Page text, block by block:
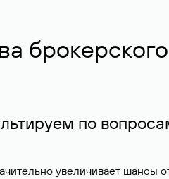
по
увеличивает шансы